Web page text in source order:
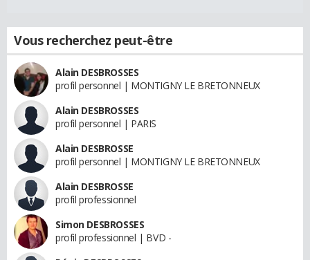
Vous recherchez peut-être
Alain DESBROSSES
profil personnel | MONTIGNY LE BRETONNEUX
Alain DESBROSSES
profil personnel | PARIS
Alain DESBROSSE
profil personnel | MONTIGNY LE BRETONNEUX
Alain DESBROSSE
profil professionnel
Simon DESBROSSES
profil professionnel | BVD -